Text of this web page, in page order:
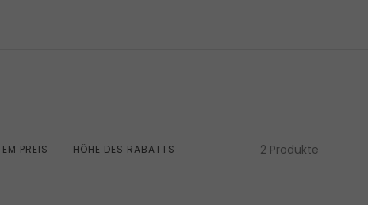
PREIS HÖHE DES RABATTS 2 Produkte